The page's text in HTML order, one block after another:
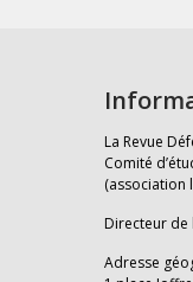
La Revue
Comité
(association
Directeur de
Adresse